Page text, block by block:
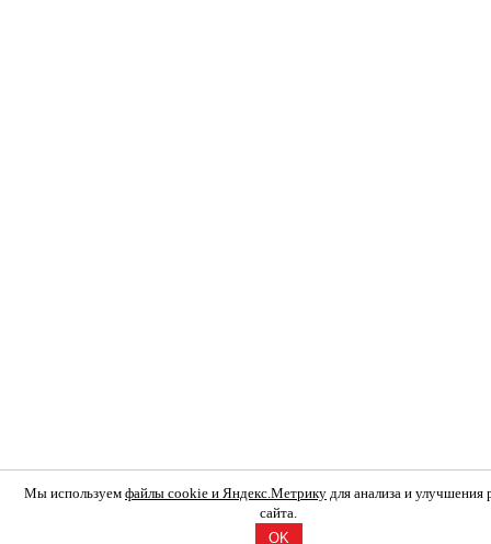
Мы используем файлы cookie и Яндекс.Метрику для анализа и улучшения
сайта.
OK